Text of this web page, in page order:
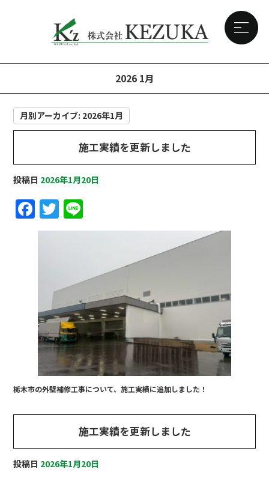
2026 1月
月別アーカイブ: 2026年1月
施工実績を更新しました
投稿日 2026年1月20日
F
a
o
o
k
T
w
r
n
栃木市の外壁補修工事について、施工実績に追加しました！
施工実績を更新しました
投稿日 2026年1月20日